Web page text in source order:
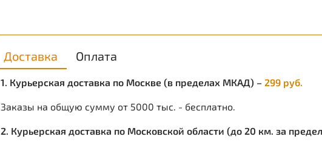
Доставка Оплата
1. Курьерская доставка по Москве (в пределах МКАД) – 299 руб.
Заказы на общую сумму от 5000 тыс. - бесплатно.
2. Курьерская доставка по Московской области (до 20 км. за